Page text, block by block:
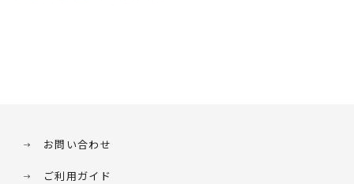
お問い合わせ
ご利用ガイド